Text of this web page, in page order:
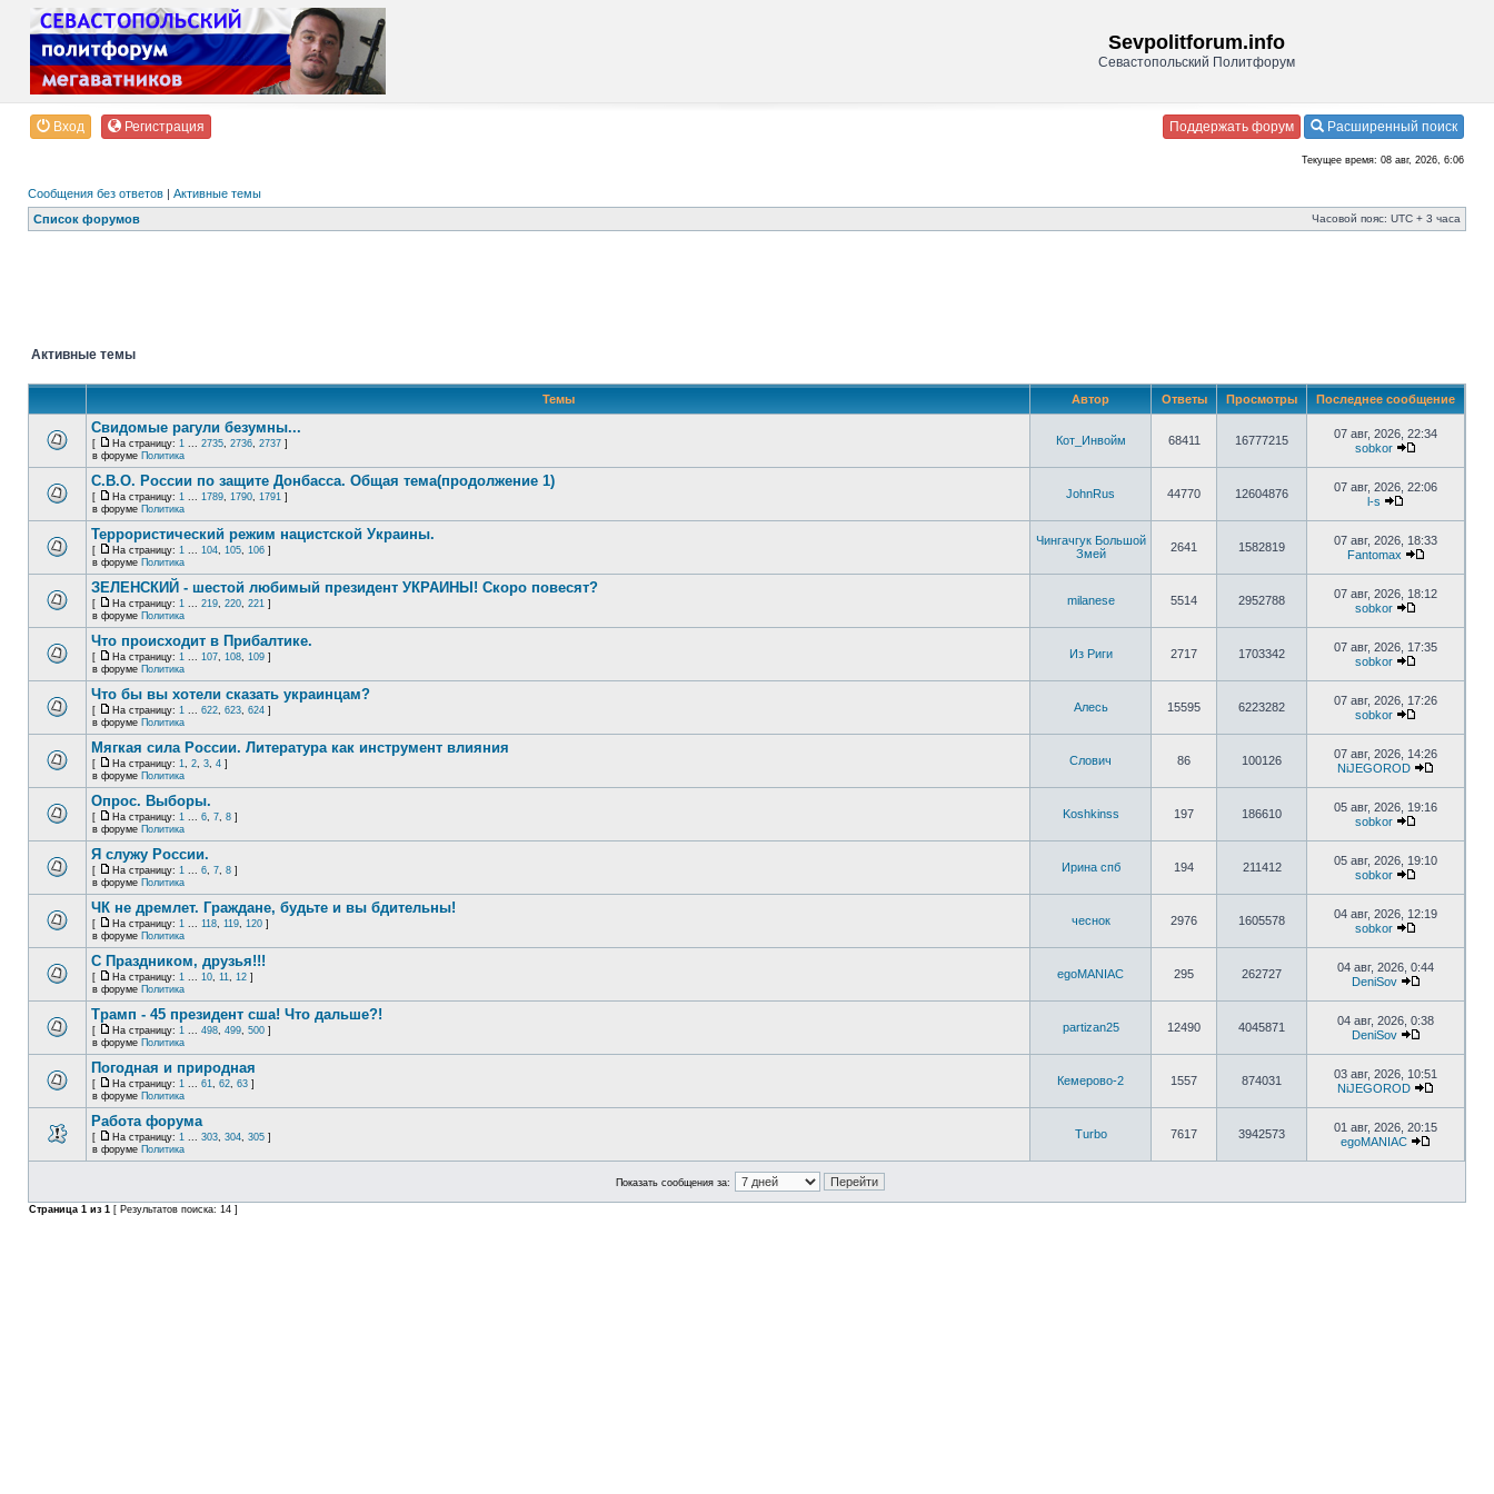
Sevpolitforum.info
Севастопольский Политфорум
Вход Регистрация Поддержать форум Расширенный поиск
Текущее время: 08 авг, 2026, 6:06
Сообщения без ответов | Активные темы
Список форумов
Часовой пояс: UTC + 3 часа
Активные темы
Темы Автор Ответы Просмотры Последнее сообщение
Свидомые рагули безумны...
[ На страницу: 1 ... 2735, 2736, 2737 ]
в форуме Политика
Кот_Инвойм 68411 16777215
07 авг, 2026, 22:34
sobkor
С.В.О. России по защите Донбасса. Общая тема(продолжение 1)
[ На страницу: 1 ... 1789, 1790, 1791 ]
в форуме Политика
JohnRus 44770 12604876
07 авг, 2026, 22:06
l-s
Террористический режим нацистской Украины.
[ На страницу: 1 ... 104, 105, 106 ]
в форуме Политика
Чингачгук Большой
Змей
2641 1582819
07 авг, 2026, 18:33
Fantomax
ЗЕЛЕНСКИЙ - шестой любимый президент УКРАИНЫ! Скоро повесят?
[ На страницу: 1 ... 219, 220, 221 ]
в форуме Политика
milanese 5514 2952788
07 авг, 2026, 18:12
sobkor
Что происходит в Прибалтике.
[ На страницу: 1 ... 107, 108, 109 ]
в форуме Политика
Из Риги 2717 1703342
07 авг, 2026, 17:35
sobkor
Что бы вы хотели сказать украинцам?
[ На страницу: 1 ... 622, 623, 624 ]
в форуме Политика
Алесь 15595 6223282
07 авг, 2026, 17:26
sobkor
Мягкая сила России. Литература как инструмент влияния
[ На страницу: 1, 2, 3, 4 ]
в форуме Политика
Слович 86 100126
07 авг, 2026, 14:26
NiJEGOROD
Опрос. Выборы.
[ На страницу: 1 ... 6, 7, 8 ]
в форуме Политика
Koshkinss 197 186610
05 авг, 2026, 19:16
sobkor
Я служу России.
[ На страницу: 1 ... 6, 7, 8 ]
в форуме Политика
Ирина спб 194 211412
05 авг, 2026, 19:10
sobkor
ЧК не дремлет. Граждане, будьте и вы бдительны!
[ На страницу: 1 ... 118, 119, 120 ]
в форуме Политика
чеснок 2976 1605578
04 авг, 2026, 12:19
sobkor
С Праздником, друзья!!!
[ На страницу: 1 ... 10, 11, 12 ]
в форуме Политика
egoMANIAC 295 262727
04 авг, 2026, 0:44
DeniSov
Трамп - 45 президент сша! Что дальше?!
[ На страницу: 1 ... 498, 499, 500 ]
в форуме Политика
partizan25 12490 4045871
04 авг, 2026, 0:38
DeniSov
Погодная и природная
[ На страницу: 1 ... 61, 62, 63 ]
в форуме Политика
Кемерово-2 1557 874031
03 авг, 2026, 10:51
NiJEGOROD
Работа форума
[ На страницу: 1 ... 303, 304, 305 ]
в форуме Политика
Turbo 7617 3942573
01 авг, 2026, 20:15
egoMANIAC
Показать сообщения за:
Страница 1 из 1 [ Результатов поиска: 14 ]